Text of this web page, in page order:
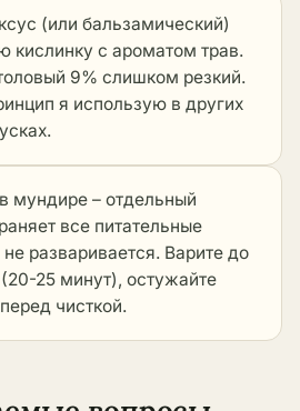
(или бальзамический)
кислинку с ароматом трав.
9% слишком резкий.
я использую в других
.
мундире – отдельный
все питательные
разваривается. Варите до
(20-25 минут), остужайте
чисткой.